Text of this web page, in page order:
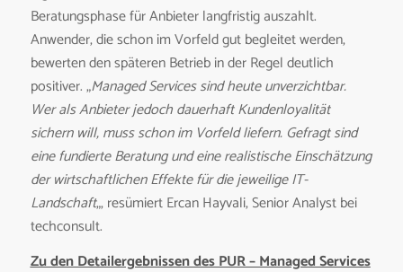
Beratungsphase für Anbieter langfristig auszahlt.
Anwender, die schon im Vorfeld gut begleitet werden,
bewerten den späteren Betrieb in der Regel deutlich
positiver. „Managed Services sind heute unverzichtbar.
Wer als Anbieter jedoch dauerhaft Kundenloyalität
sichern will, muss schon im Vorfeld liefern. Gefragt sind
eine fundierte Beratung und eine realistische Einschätzung
der wirtschaftlichen Effekte für die jeweilige IT-
Landschaft„, resümiert Ercan Hayvali, Senior Analyst bei
techconsult.
Zu den Detailergebnissen des PUR – Managed Services